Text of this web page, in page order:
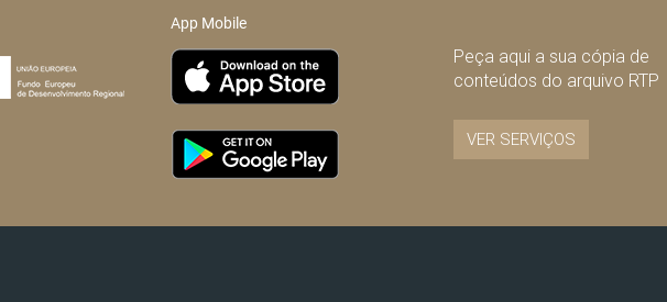
App Mobile
Peça aqui a sua cópia de
conteúdos do arquivo RTP
VER SERVIÇOS